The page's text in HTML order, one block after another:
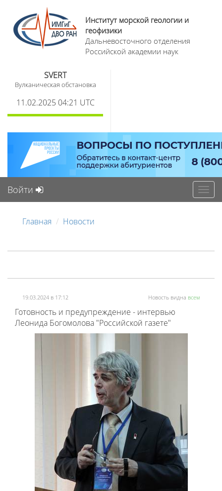
Институт морской геологии и
геофизики
Дальневосточного отделения
Российской академии наук
SVERT
Вулканическая обстановка
11.02.2025 04:21 UTC
Войти
Главная Новости
19.03.2024 в 17:12 Новость видна всем
Готовность и предупреждение - интервью
Леонида Богомолова "Российской газете"